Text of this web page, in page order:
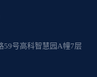
59号高科智慧园A幢7层